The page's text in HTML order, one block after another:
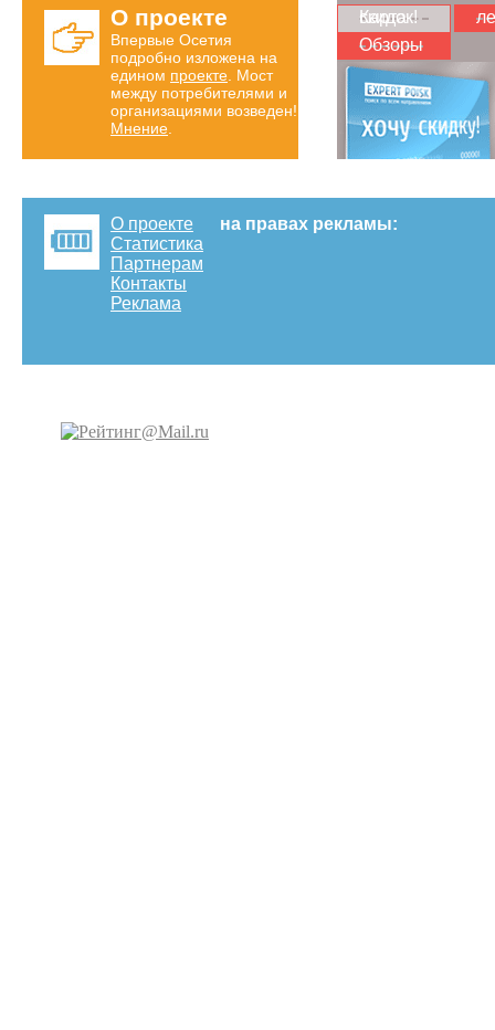
О проекте
Впервые Осетия
подробно изложена на
едином проекте . Мост
между потребителями и
организациями возведен!
Мнение
Карта скидок!
Обзоры
О проекте
Статистика
Партнерам
Контакты
Реклама
на правах рекламы: